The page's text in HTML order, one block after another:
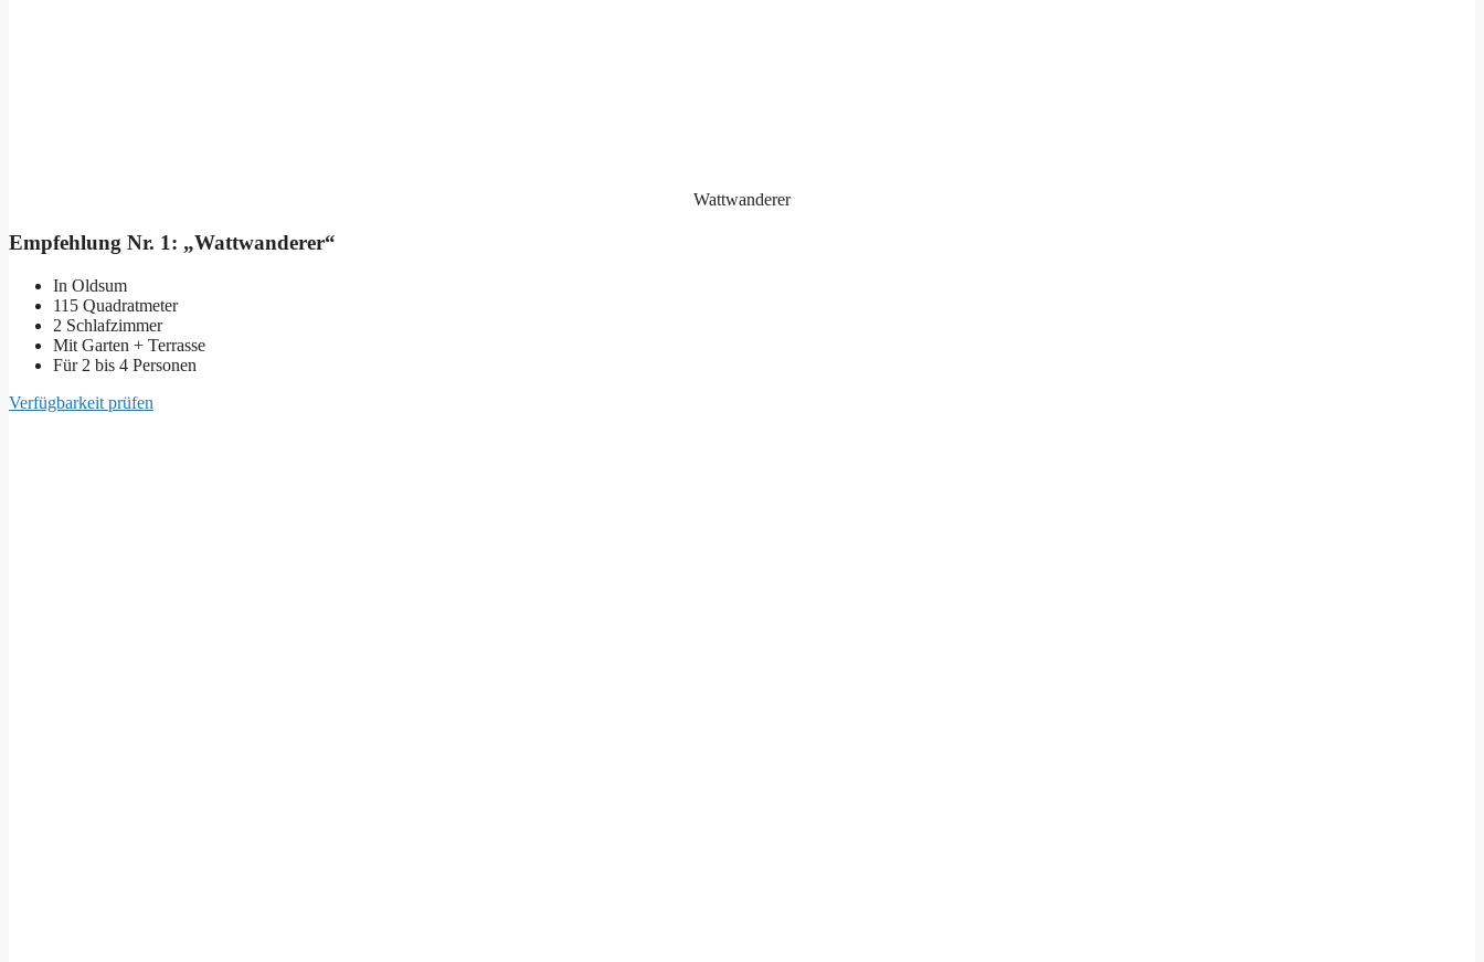
Wattwanderer
Empfehlung Nr. 1: „Wattwanderer“
In Oldsum
115 Quadratmeter
2 Schlafzimmer
Mit Garten + Terrasse
Für 2 bis 4 Personen
Verfügbarkeit prüfen